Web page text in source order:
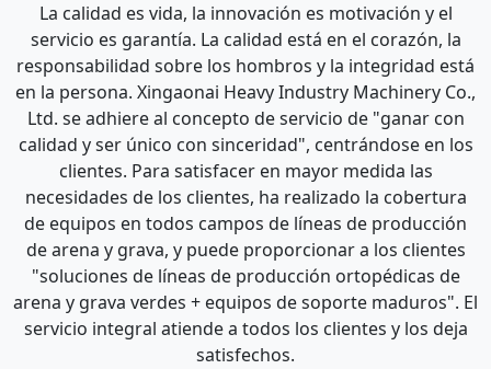
La calidad es vida, la innovación es motivación y el
servicio es garantía. La calidad está en el corazón, la
responsabilidad sobre los hombros y la integridad está
en la persona. Xingaonai Heavy Industry Machinery Co.,
Ltd. se adhiere al concepto de servicio de "ganar con
calidad y ser único con sinceridad", centrándose en los
clientes. Para satisfacer en mayor medida las
necesidades de los clientes, ha realizado la cobertura
de equipos en todos campos de líneas de producción
de arena y grava, y puede proporcionar a los clientes
"soluciones de líneas de producción ortopédicas de
arena y grava verdes + equipos de soporte maduros". El
servicio integral atiende a todos los clientes y los deja
satisfechos.